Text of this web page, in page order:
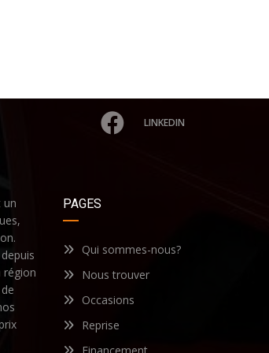
LINKEDIN
un
région
PAGES
Qui sommes-nous?
Nous trouver
Occasions
Reprise